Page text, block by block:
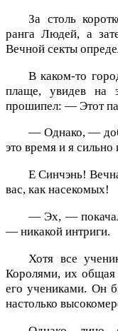
За столь
ранга Людей, а
Вечной секты
В каком-то
плаще, увидев на
прошипел: — Этот
— Однако, —
это время и я сильно
Е Синчэнь!
вас, как насекомых!
— Эх, —
— никакой интриги.
Хотя все
Королями, их общая
его учениками. Он
настолько